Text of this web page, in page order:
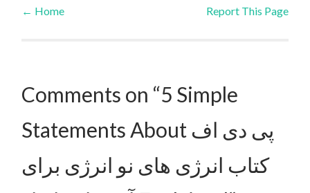
Post navigation
← Home Report This Page
Comments on “5 Simple
Statements About پی دی اف
کتاب انرژی های نو انرژی برای